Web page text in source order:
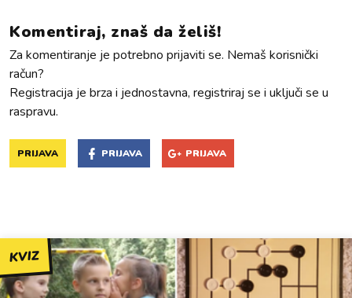
Komentiraj, znaš da želiš!
Za komentiranje je potrebno prijaviti se. Nemaš korisnički
račun?
Registracija je brza i jednostavna, registriraj se i uključi se u
raspravu.
PRIJAVA PRIJAVA PRIJAVA
KVIZ